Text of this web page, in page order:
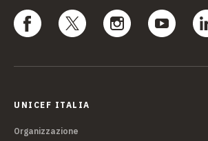
UNICEF ITALIA
Organizzazione